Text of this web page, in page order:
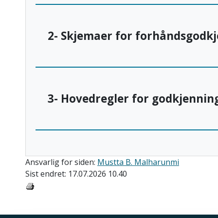
2- Skjemaer for
3- Hovedregler for
Ansvarlig for siden: Mustta B. Malharunmi
Sist endret: 17.07.2026 10.40